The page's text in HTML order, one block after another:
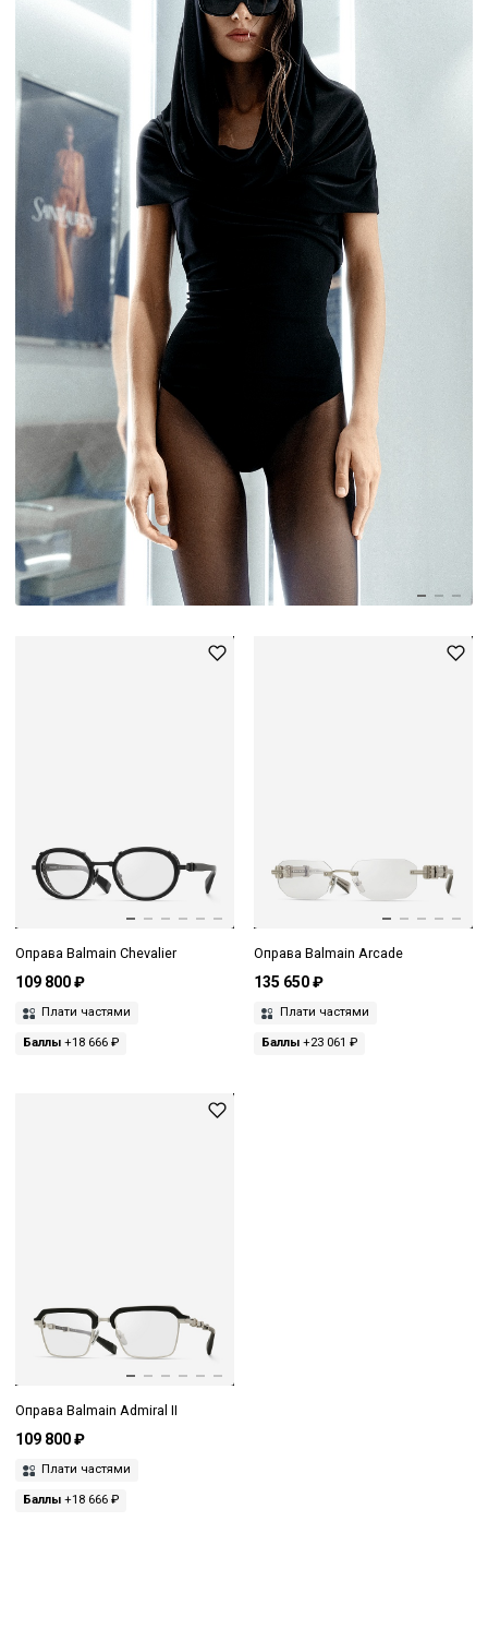
Оправа Balmain Chevalier
109 800 ₽
Плати частями
Баллы +18 666 ₽
Оправа Balmain Arcade
135 650 ₽
Плати частями
Баллы+23 061 ₽
Оправа Balmain Admiral II
109 800 ₽
Плати частями
Баллы +18 666 ₽